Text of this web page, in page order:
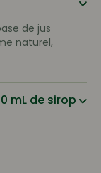
de jus
naturel,
mL de sirop